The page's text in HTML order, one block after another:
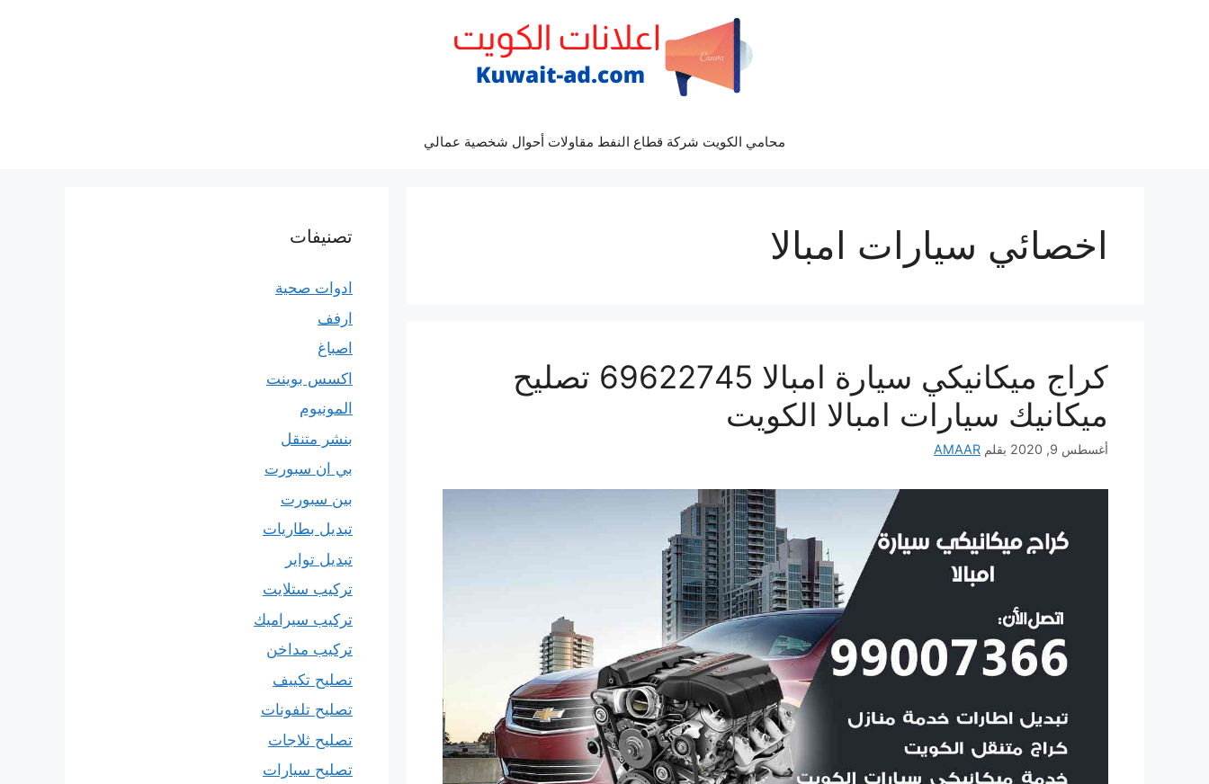
محامي الكويت شركة قطاع النفط مقاولات أحوال شخصية عمالي
اخصائي سيارات امبالا
كراج ميكانيكي سيارة امبالا 69622745 تصليح
ميكانيك سيارات امبالا الكويت
أغسطس 9, 2020 بقلم AMAAR
تصنيفات
ادوات صحية
ارفف
اصباغ
اكسس بوينت
المونيوم
بنشر متنقل
بي ان سبورت
بين سبورت
تبديل بطاريات
تبديل تواير
تركيب ستلايت
تركيب سيراميك
تركيب مداخن
تصليح تكييف
تصليح تلفونات
تصليح ثلاجات
تصليح سيارات